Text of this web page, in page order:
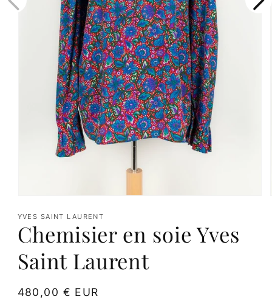
le
média
1
dans
fenêtre
YVES SAINT LAURENT
Chemisier en soie Yves
Saint Laurent
Prix
480,00 € EUR